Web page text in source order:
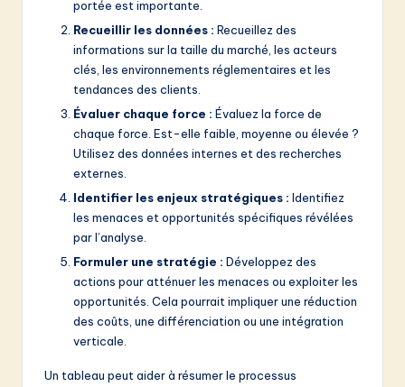
portée est importante.
Recueillir les données : Recueillez des
informations sur la taille du marché, les acteurs
clés, les environnements réglementaires et les
tendances des clients.
Évaluer chaque force : Évaluez la force de
chaque force. Est-elle faible, moyenne ou élevée ?
Utilisez des données internes et des recherches
externes.
Identifier les enjeux stratégiques : Identifiez
les menaces et opportunités spécifiques révélées
par l’analyse.
Formuler une stratégie : Développez des
actions pour atténuer les menaces ou exploiter les
opportunités. Cela pourrait impliquer une réduction
des coûts, une différenciation ou une intégration
verticale.
Un tableau peut aider à résumer le processus